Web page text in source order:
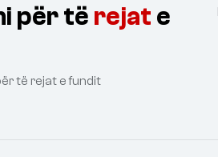
për të rejat e
të rejat e fundit